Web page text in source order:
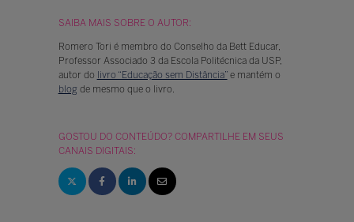
SAIBA MAIS SOBRE O AUTOR:
Romero Tori é membro do Conselho da Bett Educar,
Professor Associado 3 da Escola Politécnica da USP,
autor do livro “Educação sem Distância”e mantém o
blog de mesmo que o livro.
GOSTOU DO CONTEÚDO? COMPARTILHE EM SEUS
CANAIS DIGITAIS: